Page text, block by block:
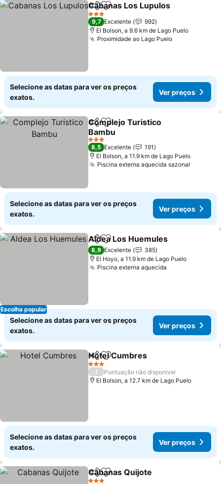
PartilharAdicionar aos favoritos
Cabanas Los Lupulos
3 Estrelas
9,7 Excelente
992
El Bolson, a 9.6 km de Lago Puelo
Proximidade ao Lago PueloVer preços
Selecione as datas para ver os preços
exatos.
Ver preços
PartilharAdicionar aos favoritos
Complejo Turistico
Bambu
Ver preços
3 Estrelas
8,5 Excelente
191
El Bolson, a 11.9 km de Lago Puelo
Piscina externa aquecida sazonal
Selecione as datas para ver os preços
exatos.
Ver preços
Escolha popular
PartilharAdicionar aos favoritos
Aldea Los Huemules
8,9 Excelente
385
El Hoyo, a 11.9 km de Lago Puelo
Piscina externa aquecida
Selecione as datas para ver os preços
exatos.
Ver preços
PartilharAdicionar aos favoritos
Hotel Cumbres
3 Estrelas
/
Pontuação não disponível
El Bolson, a 12.7 km de Lago Puelo
Selecione as datas para ver os preços
exatos.
Ver preços
PartilharAdicionar aos favoritos
Cabanas Quijote